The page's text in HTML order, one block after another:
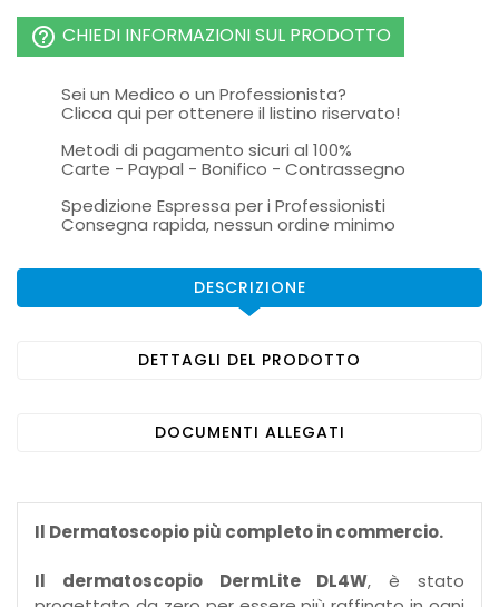
help_outline CHIEDI INFORMAZIONI SUL PRODOTTO
Sei un Medico o un Professionista?
Clicca qui per ottenere il listino riservato!
Metodi di pagamento sicuri al 100%
Carte - Paypal - Bonifico - Contrassegno
Spedizione Espressa per i Professionisti
Consegna rapida, nessun ordine minimo
DESCRIZIONE
DETTAGLI DEL PRODOTTO
DOCUMENTI ALLEGATI
Il Dermatoscopio più completo in commercio.
Il dermatoscopio DermLite DL4W, è stato